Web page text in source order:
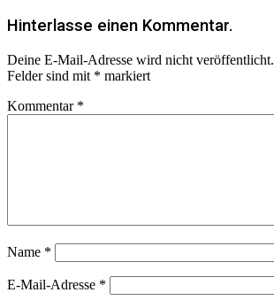
Hinterlasse einen Kommentar.
Deine E-Mail-Adresse wird nicht veröffentlicht.
Felder sind mit * markiert
Kommentar *
Name *
E-Mail-Adresse *